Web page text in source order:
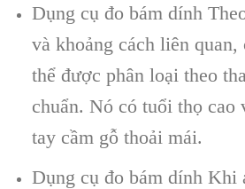
Dụng cụ đo bám dính
và khoảng cách liên quan,
thể được phân loại theo
chuẩn. Nó có tuổi thọ cao
tay cầm gỗ thoải mái.
Dụng cụ đo bám dính Khi